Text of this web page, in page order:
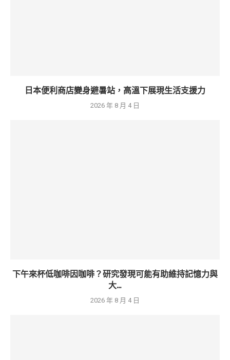
日本便利商店變身避暑站，高溫下展現生活支援力
2026 年 8 月 4 日
下午來杯低咖啡因咖啡？研究發現可能有助維持記憶力與
大...
2026 年 8 月 4 日